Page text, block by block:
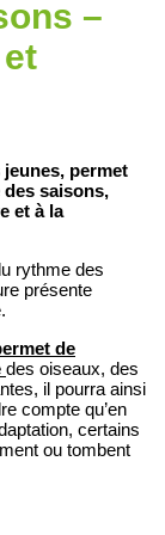
–
permet
saisons,
et à la
rythme des
présente
de
des oiseaux, des
il pourra ainsi
compte qu’en
certains
ou tombent